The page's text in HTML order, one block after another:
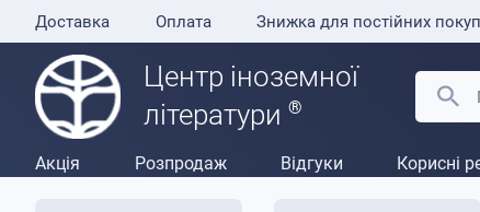
Доставка Оплата Знижка для постійних
Центр іноземної
літератури ®
Акція Розпродаж Відгуки Корисні